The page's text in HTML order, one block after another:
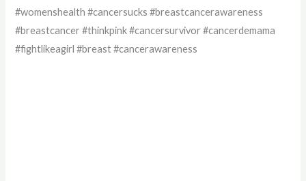
#womenshealth #cancersucks #breastcancerawareness
#breastcancer #thinkpink #cancersurvivor #cancerdemama
#fightlikeagirl #breast #cancerawareness